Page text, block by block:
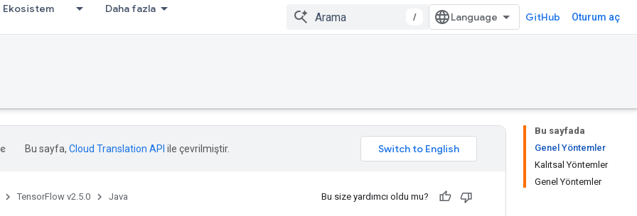
Ekosistem Daha fazla
/ GitHub Oturum aç
Bu sayfada
Genel Yöntemler
Kalıtsal Yöntemler
Genel Yöntemler
Bu sayfa, Cloud Translation API ile çevrilmiştir.
TensorFlow v2.5.0 Java Bu size yardımcı oldu mu?